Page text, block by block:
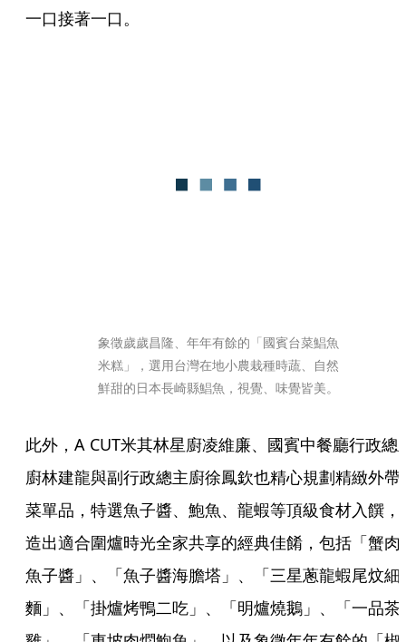
一口接著一口。
象徵歲歲昌隆、年年有餘的「國賓台菜鯧魚
米糕」，選用台灣在地小農栽種時蔬、自然
鮮甜的日本長崎縣鯧魚，視覺、味覺皆美。
此外，A CUT米其林星廚凌維廉、國賓中餐廳行政總
廚林建龍與副行政總主廚徐鳳欽也精心規劃精緻外帶
菜單品，特選魚子醬、鮑魚、龍蝦等頂級食材入饌，
造出適合圍爐時光全家共享的經典佳餚，包括「蟹肉
魚子醬」、「魚子醬海膽塔」、「三星蔥龍蝦尾炆細
麵」、「掛爐烤鴨二吃」、「明爐燒鵝」、「一品茶